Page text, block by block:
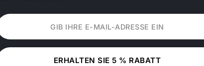
ERHALTEN SIE 5 % RABATT